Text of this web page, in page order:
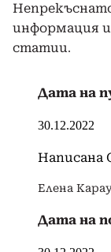
информация
статии.
Дата на
30.12.2022
Написана
Елена
Дата на